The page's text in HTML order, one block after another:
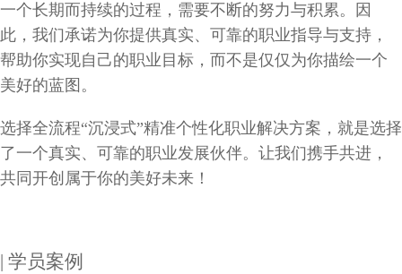
一个长期而持续的过程，需要不断的努力与积累。因
此，我们承诺为你提供真实、可靠的职业指导与支持，
帮助你实现自己的职业目标，而不是仅仅为你描绘一个
美好的蓝图。
选择全流程“沉浸式”精准个性化职业解决方案，就是选择
了一个真实、可靠的职业发展伙伴。让我们携手共进，
共同开创属于你的美好未来！
| 学员案例